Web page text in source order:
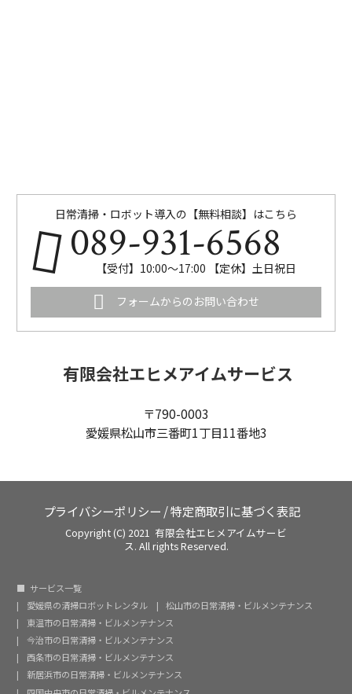
日常清掃・ロボット導入の【無料相談】はこちら
089-931-6568
【受付】10:00～17:00 【定休】土日祝日
フォームからのお問い合わせ
有限会社エヒメアイムサービス
〒790-0003
愛媛県松山市三番町1丁目11番地3
プライバシーポリシー /特定商取引に基づく表記
Copyright (C) 2021 有限会社エヒメアイムサービ
ス. All rights Reserved.
サービス一覧
愛媛県の清掃ロボットレンタル
松山市の日常清掃・ビルメンテナンス
東温市の日常清掃・ビルメンテナンス
今治市の日常清掃・ビルメンテナンス
西条市の日常清掃・ビルメンテナンス
新居浜市の日常清掃・ビルメンテナンス